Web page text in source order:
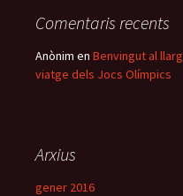
Comentaris recents
Anònim en Benvingut al llarg
viatge dels Jocs Olímpics
Arxius
gener 2016